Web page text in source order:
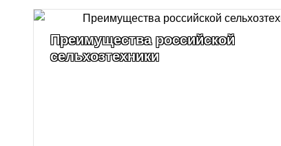
Преимущества российской
сельхозтехники